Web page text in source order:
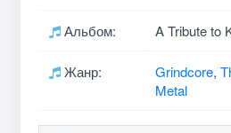
Альбом: A Tribute to
Жанр: Grindcore,
Metal